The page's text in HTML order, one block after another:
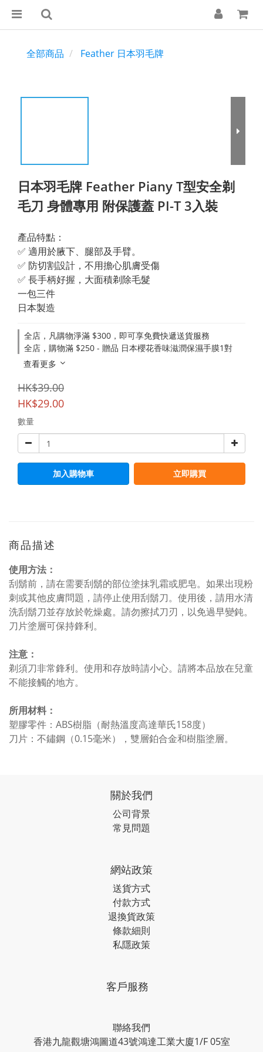
全部商品 Feather 日本羽毛牌
日本羽毛牌 Feather Piany T型安全剃
毛刀 身體專用 附保護蓋 PI-T 3入裝
產品特點：
✅ 適用於腋下、腿部及手臂。
✅ 防切割設計，不用擔心肌膚受傷
✅ 長手柄好握，大面積剃除毛髮
一包三件
日本製造
全店，凡購物淨滿 $300，即可享免費快遞送貨服務
全店，購物滿 $250 - 贈品 日本櫻花香味滋潤保濕手膜1對
查看更多
HK$39.00
HK$29.00
數量
加入購物車 立即購買
商品描述
使用方法：
刮鬍前，請在需要刮鬍的部位塗抹乳霜或肥皂。如果出現粉
刺或其他皮膚問題，請停止使用刮鬍刀。使用後，請用水清
洗刮鬍刀並存放於乾燥處。請勿擦拭刀刃，以免過早變鈍。
刀片塗層可保持鋒利。
注意：
剃須刀非常鋒利。使用和存放時請小心。請將本品放在兒童
不能接觸的地方。
所用材料：
塑膠零件：ABS樹脂（耐熱溫度高達華氏158度）
刀片：不鏽鋼（0.15毫米），雙層鉑合金和樹脂塗層。
關於我們
公司背景
常見問題
網站政策
送貨方式
付款方式
退換貨政策
條款細則
私隱政策
客戶服務
聯絡我們
香港九龍觀塘鴻圖道43號鴻達工業大廈1/F 05室